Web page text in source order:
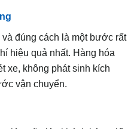
đúng cách là một bước rất
hiệu quả nhất. Hàng hóa
xe, không phát sinh kích
vận chuyển.